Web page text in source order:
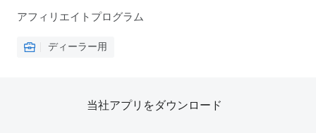
アフィリエイトプログラム
ディーラー用
当社アプリをダウンロード